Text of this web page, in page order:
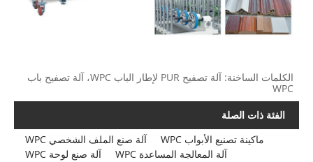
الكلمات الساخنة: آلة تصفيح PUR لإطار الباب WPC، آلة تصفيح باب
WPC
الفئة ذات الصلة
آلة صنع الملف الشخصي WPC
ماكينة تصنيع الأبواب WPC
آلة صنع لوحة WPC
آلة المعالجة المساعدة WPC